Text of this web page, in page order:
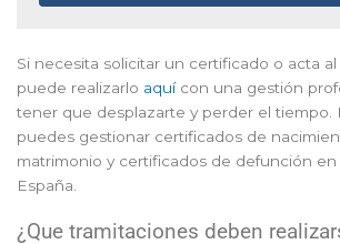
Si necesita solicitar un certificado o acta al
puede realizarlo aquícon una gestión
tener que desplazarte y perder el tiempo.
puedes gestionar certificados de
matrimonio y certificados de defunción
España.
¿Que tramitaciones deben